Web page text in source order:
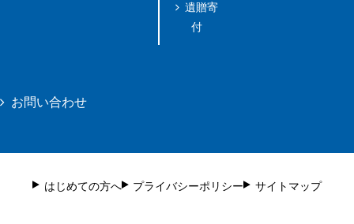
遺贈寄
付
お問い合わせ
はじめての方へ プライバシーポリシー サイトマップ